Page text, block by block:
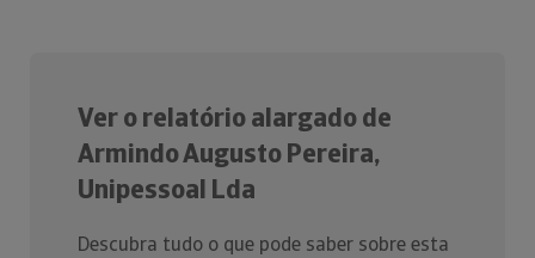
Ver o relatório alargado de
Armindo Augusto Pereira,
Unipessoal Lda
Descubra tudo o que pode saber sobre esta